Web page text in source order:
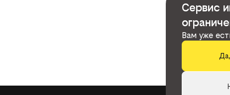
Сервис
Вам уже